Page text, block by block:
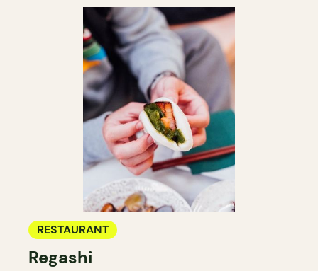
RESTAURANT
Regashi